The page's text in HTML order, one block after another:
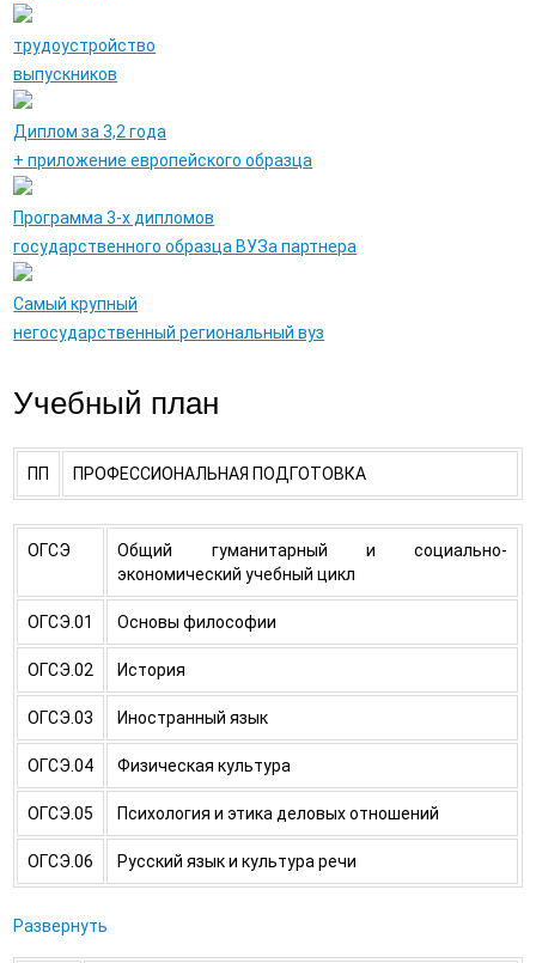
трудоустройство
выпускников
Диплом за 3,2 года
+ приложение европейского образца
Программа 3-х дипломов
государственного образца ВУЗа партнера
Самый крупный
негосударственный региональный вуз
Учебный план
ПП ПРОФЕССИОНАЛЬНАЯ ПОДГОТОВКА
ОГСЭ
Общий гуманитарный и социально-
экономический учебный цикл
ОГСЭ.01 Основы философии
ОГСЭ.02 История
ОГСЭ.03 Иностранный язык
ОГСЭ.04 Физическая культура
ОГСЭ.05 Психология и этика деловых отношений
ОГСЭ.06 Русский язык и культура речи
Развернуть